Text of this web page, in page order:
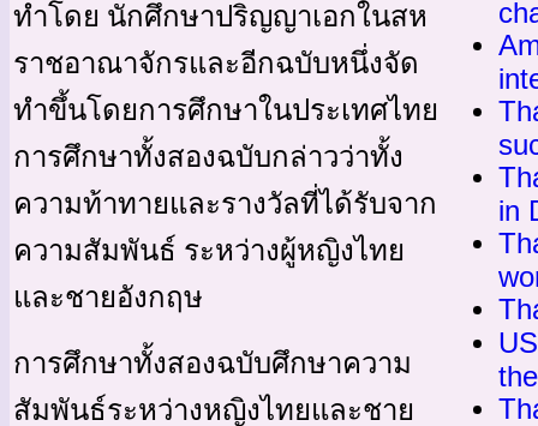
ทำโดย นักศึกษาปริญญาเอกในสห
ราชอาณาจักรและอีกฉบับหนึ่งจัด
ทำขึ้นโดยการศึกษาในประเทศไทย
การศึกษาทั้งสองฉบับกล่าวว่าทั้ง
ความท้าทายและรางวัลที่ได้รับจาก
ความสัมพันธ์ ระหว่างผู้หญิงไทย
และชายอังกฤษ
การศึกษาทั้งสองฉบับศึกษาความ
สัมพันธ์ระหว่างหญิงไทยและชาย
in